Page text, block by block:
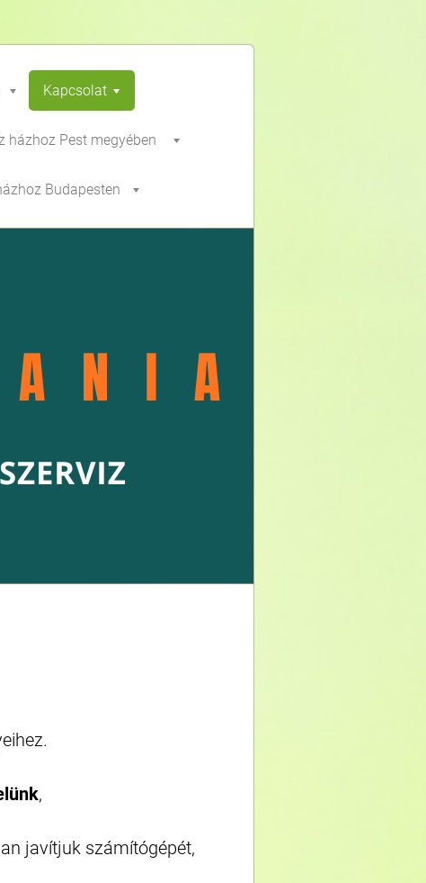
Kapcsolat
házhoz Pest megyében
Budapesten
,
javítjuk számítógépét,